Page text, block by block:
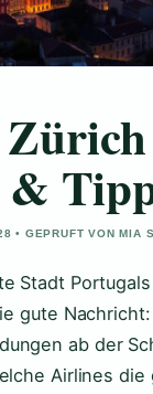
&
• GEPRUFT VON MIA
Stadt
gute
ab der
Airlines